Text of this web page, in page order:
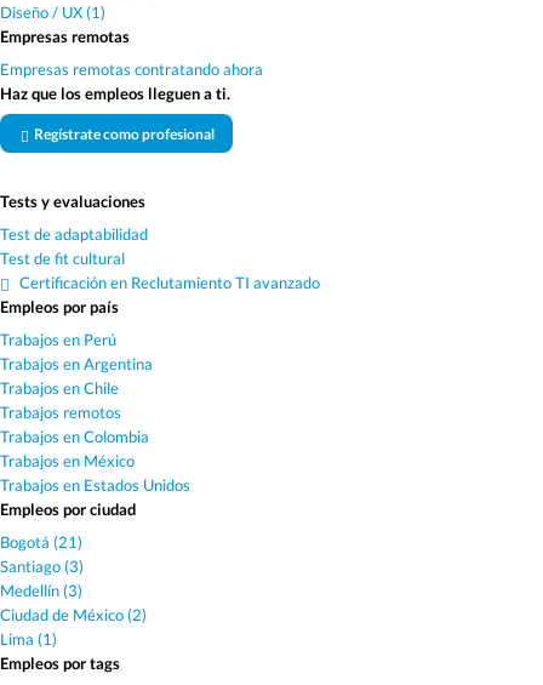
Diseño / UX (1)
Empresas remotas
Empresas remotas contratando ahora
Haz que los empleos lleguen a ti.
Regístrate como profesional
Tests y evaluaciones
Test de adaptabilidad
Test de fit cultural
Certificación en Reclutamiento TI avanzado
Empleos por país
Trabajos en Perú
Trabajos en Argentina
Trabajos en Chile
Trabajos remotos
Trabajos en Colombia
Trabajos en México
Trabajos en Estados Unidos
Empleos por ciudad
Bogotá (21)
Santiago (3)
Medellín (3)
Ciudad de México (2)
Lima (1)
Empleos por tags